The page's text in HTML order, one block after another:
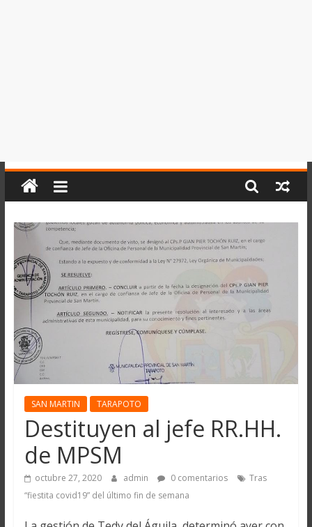
SAN MARTIN TARAPOTO
Destituyen al jefe RR.HH.
de MPSM
octubre 27, 2020 admin 0 comentarios
Tras
“fiestita covid19” del último fin de semana